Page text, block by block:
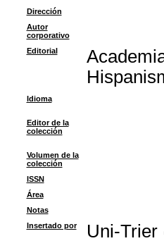
Dirección
Autor
corporativo
Editorial
Idioma
Editor de la
colección
Volumen de la
colección
ISSN
Área
Notas
Insertado por
Uni-Trier